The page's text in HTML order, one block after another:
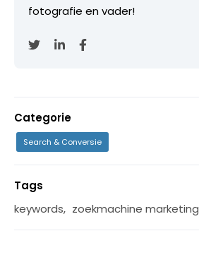
fotografie en vader!
Categorie
Search & Conversie
Tags
keywords, zoekmachine marketing